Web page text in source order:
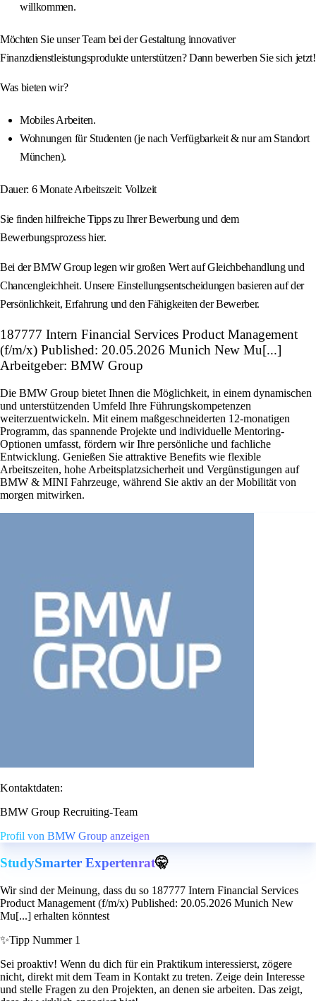
willkommen.
Möchten Sie unser Team bei der Gestaltung innovativer
Finanzdienstleistungsprodukte unterstützen? Dann bewerben Sie sich jetzt!
Was bieten wir?
Mobiles Arbeiten.
Wohnungen für Studenten (je nach Verfügbarkeit & nur am Standort
München).
Dauer: 6 Monate Arbeitszeit: Vollzeit
Sie finden hilfreiche Tipps zu Ihrer Bewerbung und dem
Bewerbungsprozess hier.
Bei der BMW Group legen wir großen Wert auf Gleichbehandlung und
Chancengleichheit. Unsere Einstellungsentscheidungen basieren auf der
Persönlichkeit, Erfahrung und den Fähigkeiten der Bewerber.
187777 Intern Financial Services Product Management
(f/m/x) Published: 20.05.2026 Munich New Mu[...]
Arbeitgeber: BMW Group
Die BMW Group bietet Ihnen die Möglichkeit, in einem dynamischen
und unterstützenden Umfeld Ihre Führungskompetenzen
weiterzuentwickeln. Mit einem maßgeschneiderten 12-monatigen
Programm, das spannende Projekte und individuelle Mentoring-
Optionen umfasst, fördern wir Ihre persönliche und fachliche
Entwicklung. Genießen Sie attraktive Benefits wie flexible
Arbeitszeiten, hohe Arbeitsplatzsicherheit und Vergünstigungen auf
BMW & MINI Fahrzeuge, während Sie aktiv an der Mobilität von
morgen mitwirken.
Kontaktdaten:
BMW Group Recruiting-Team
Profil von BMW Group anzeigen
StudySmarter Expertenrat🤫
Wir sind der Meinung, dass du so 187777 Intern Financial Services
Product Management (f/m/x) Published: 20.05.2026 Munich New
Mu[...] erhalten könntest
✨Tipp Nummer 1
Sei proaktiv! Wenn du dich für ein Praktikum interessierst, zögere
nicht, direkt mit dem Team in Kontakt zu treten. Zeige dein Interesse
und stelle Fragen zu den Projekten, an denen sie arbeiten. Das zeigt,